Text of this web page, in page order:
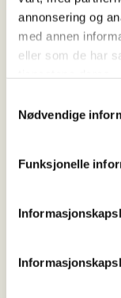
annonsering og
med annen
eller som de har
Nødvendige
Funksjonelle
07. Nov
Kl. 08.00 -
https://